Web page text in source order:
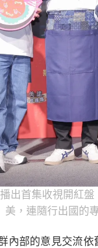
出首集收視開紅
美，連隨行出國的
內部的意見交流